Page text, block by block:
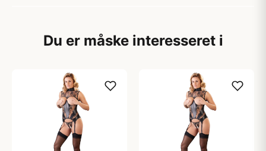
Du er måske interesseret i